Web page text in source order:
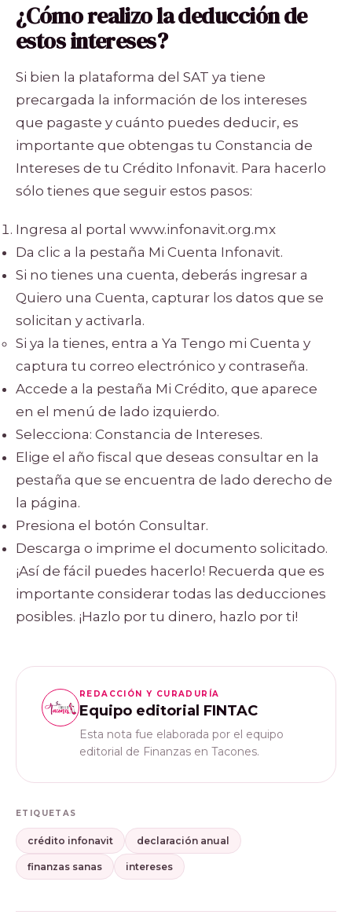
¿Cómo realizo la deducción de
estos intereses?
Si bien la plataforma del SAT ya tiene
precargada la información de los intereses
que pagaste y cuánto puedes deducir, es
importante que obtengas tu Constancia de
Intereses de tu Crédito Infonavit. Para hacerlo
sólo tienes que seguir estos pasos:
Ingresa al portal www.infonavit.org.mx
Da clic a la pestaña Mi Cuenta Infonavit.
Si no tienes una cuenta, deberás ingresar a
Quiero una Cuenta, capturar los datos que se
solicitan y activarla.
Si ya la tienes, entra a Ya Tengo mi Cuenta y
captura tu correo electrónico y contraseña.
Accede a la pestaña Mi Crédito, que aparece
en el menú de lado izquierdo.
Selecciona: Constancia de Intereses.
Elige el año fiscal que deseas consultar en la
pestaña que se encuentra de lado derecho de
la página.
Presiona el botón Consultar.
Descarga o imprime el documento solicitado.
¡Así de fácil puedes hacerlo! Recuerda que es
importante considerar todas las deducciones
posibles. ¡Hazlo por tu dinero, hazlo por ti!
REDACCIÓN Y CURADURÍA
Equipo editorial FINTAC
Esta nota fue elaborada por el equipo
editorial de Finanzas en Tacones.
ETIQUETAS
crédito infonavit declaración anual
finanzas sanas intereses